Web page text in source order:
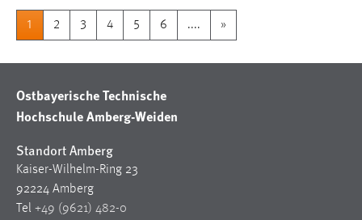
1 2 3 4 5 6 .... »
Ostbayerische Technische
Hochschule Amberg-Weiden
Standort Amberg
Kaiser-Wilhelm-Ring 23
92224 Amberg
Tel +49 (9621) 482-0